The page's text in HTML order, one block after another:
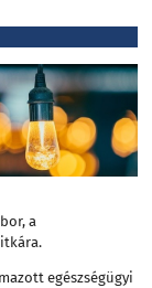
a
egészségügyi